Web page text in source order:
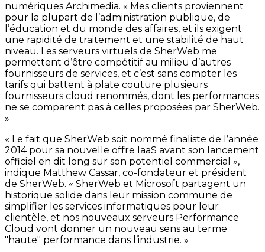
numériques Archimedia. « Mes clients proviennent
pour la plupart de l’administration publique, de
l’éducation et du monde des affaires, et ils exigent
une rapidité de traitement et une stabilité de haut
niveau. Les serveurs virtuels de SherWeb me
permettent d’être compétitif au milieu d’autres
fournisseurs de services, et c’est sans compter les
tarifs qui battent à plate couture plusieurs
fournisseurs cloud renommés, dont les performances
ne se comparent pas à celles proposées par SherWeb.
»
« Le fait que SherWeb soit nommé finaliste de l’année
2014 pour sa nouvelle offre IaaS avant son lancement
officiel en dit long sur son potentiel commercial »,
indique Matthew Cassar, co-fondateur et président
de SherWeb. « SherWeb et Microsoft partagent un
historique solide dans leur mission commune de
simplifier les services informatiques pour leur
clientèle, et nos nouveaux serveurs Performance
Cloud vont donner un nouveau sens au terme
"haute" performance dans l’industrie. »